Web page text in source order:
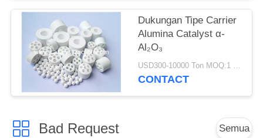
Dukungan Tipe Carrier
Alumina Catalyst α-
Al₂O₃
USD300-10000 Ton MOQ:1 KG
CONTACT
Bad Request Semua